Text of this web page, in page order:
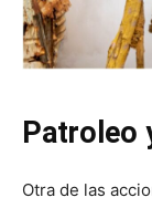
Patroleo
Otra de las